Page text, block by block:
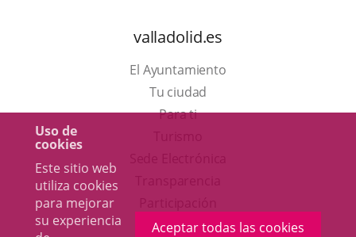
Uso de
cookies
Este sitio web
utiliza cookies
para mejorar
su experiencia
Aceptar todas las cookies
valladolid.es
El Ayuntamiento
Tu ciudad
Para ti
en aplicación